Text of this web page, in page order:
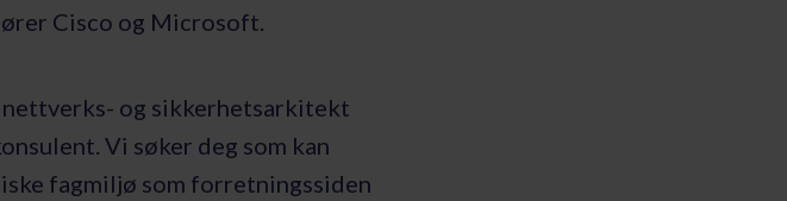
Cisco og Microsoft.
og sikkerhetsarkitekt
Vi søker deg som kan
fagmiljø som forretningssiden